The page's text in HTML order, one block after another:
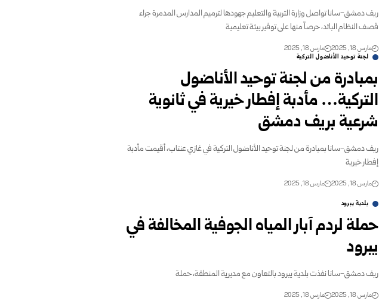
ريف دمشق-سانا تواصل وزارة التربية والتعليم جهودها لترميم المدارس المدمرة جراء
قصف ‏النظام البائد، حرصاً منها على توفير بيئة تعليمية
مارس 18, 2025 مارس 18, 2025
لجنة توحيد الأناضول التركية
بمبادرة من لجنة توحيد الأناضول
التركية… مأدبة إفطار خيرية في ثانوية
شرعية بريف دمشق
ريف دمشق-سانا بمبادرة من لجنة توحيد الأناضول التركية في غازي عنتاب، أقيمت مأدبة
إفطار خيرية
مارس 18, 2025 مارس 18, 2025
بلدية يبرود
حملة لردم آبار المياه الجوفية المخالفة في
يبرود
ريف دمشق-سانا‏ نفذت بلدية يبرود بالتعاون مع مديرية المنطقة، حملة
مارس 18, 2025 مارس 18, 2025